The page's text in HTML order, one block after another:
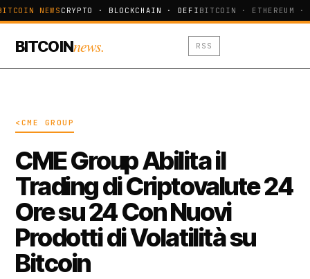
NEWS CRYPTO · BLOCKCHAIN · DEFIBITCOIN · ETHEREUM ·
BITCOINnews. RSS
<CME GROUP
CME Group Abilita il
Trading di Criptovalute 24
Ore su 24 Con Nuovi
Prodotti di Volatilità su
Bitcoin